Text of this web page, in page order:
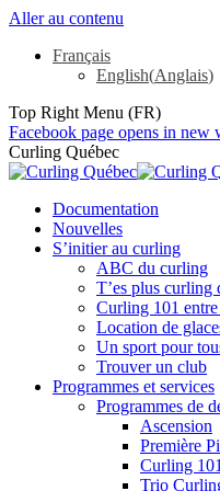
Aller au contenu
Français
English(Anglais)
Top Right Menu (FR)
Facebook page opens in new
Curling Québec
Documentation
Nouvelles
S’initier au curling
ABC du curling
T’es plus curling
Curling 101
Location de
Un sport pour
Trouver un club
Programmes et services
Programmes de
Ascension
Première
Curling 101
Trio